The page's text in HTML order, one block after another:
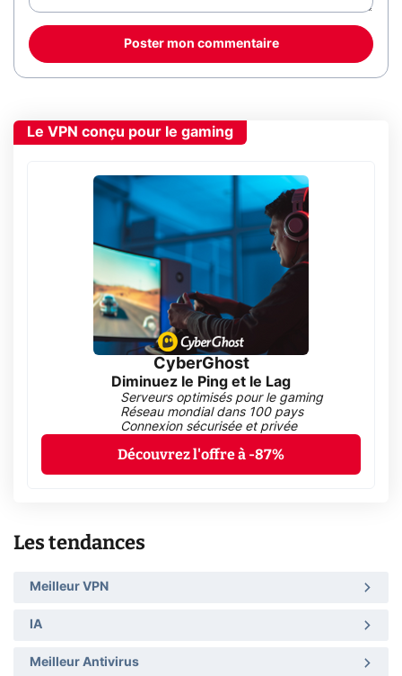
Poster mon commentaire
Le VPN conçu pour le gaming
CyberGhost
Diminuez le Ping et le Lag
Serveurs optimisés pour le gaming
Réseau mondial dans 100 pays
Connexion sécurisée et privée
Découvrez l'offre à -87%
Les tendances
Meilleur VPN
IA
Meilleur Antivirus